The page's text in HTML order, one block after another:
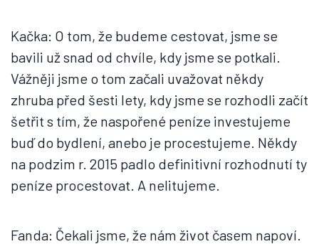
Kačka: O tom, že budeme cestovat, jsme se
bavili už snad od chvíle, kdy jsme se potkali.
Vážněji jsme o tom začali uvažovat někdy
zhruba před šesti lety, kdy jsme se rozhodli začít
šetřit s tím, že naspořené peníze investujeme
buď do bydlení, anebo je procestujeme. Někdy
na podzim r. 2015 padlo definitivní rozhodnutí ty
peníze procestovat. A nelitujeme.
Fanda: Čekali jsme, že nám život časem napoví.